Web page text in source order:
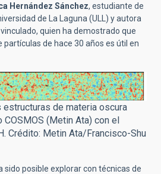
Hernández Sánchez, estudiante de
de La Laguna (ULL) y autora
quien ha demostrado que
partículas de hace 30 años es útil en
de materia oscura
(Metin Ata) con el
Crédito: Metin Ata/Francisco-Shu
sido posible explorar con técnicas de